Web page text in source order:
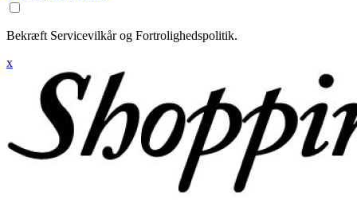
Bekræft Servicevilkår og Fortrolighedspolitik.
x